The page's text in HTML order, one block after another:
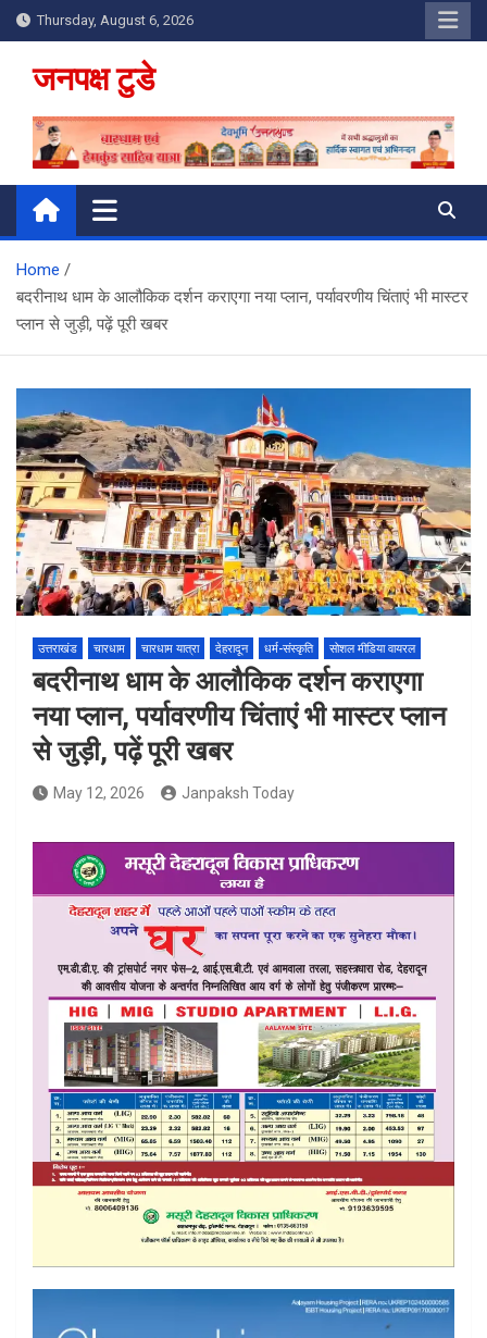
Skip
to
content
Thursday, August 6, 2026
जनपक्ष टुडे
Home
बदरीनाथ धाम के आलौकिक दर्शन कराएगा नया प्लान, पर्यावरणीय चिंताएं भी मास्टर
प्लान से जुड़ी, पढ़ें पूरी खबर
उत्तराखंड चारधाम चारधाम यात्रा देहरादून धर्म-संस्कृति सोशल मीडिया वायरल
बदरीनाथ धाम के आलौकिक दर्शन कराएगा
नया प्लान, पर्यावरणीय चिंताएं भी मास्टर प्लान
से जुड़ी, पढ़ें पूरी खबर
May 12, 2026 Janpaksh Today